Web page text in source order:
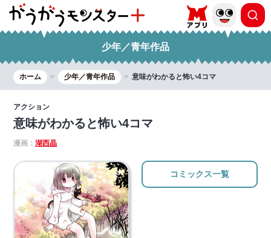
少年／青年作品
ホーム 少年／青年作品 意味がわかると怖い4コマ
アクション
意味がわかると怖い4コマ
漫画：湖西晶
コミックス一覧